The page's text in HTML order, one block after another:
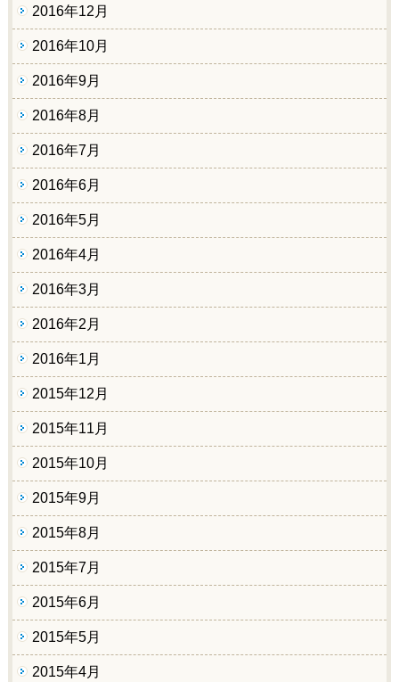
2016年12月
2016年10月
2016年9月
2016年8月
2016年7月
2016年6月
2016年5月
2016年4月
2016年3月
2016年2月
2016年1月
2015年12月
2015年11月
2015年10月
2015年9月
2015年8月
2015年7月
2015年6月
2015年5月
2015年4月